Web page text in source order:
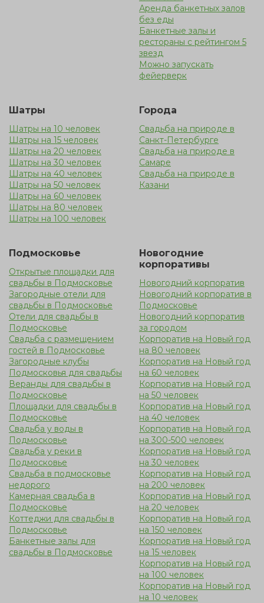
Аренда банкетных залов
без еды
Банкетные залы и
рестораны с рейтингом 5
звезд
Можно запускать
фейерверк
Шатры
Шатры на 10 человек
Шатры на 15 человек
Шатры на 20 человек
Шатры на 30 человек
Шатры на 40 человек
Шатры на 50 человек
Шатры на 60 человек
Шатры на 80 человек
Шатры на 100 человек
Города
Свадьба на природе в
Санкт-Петербурге
Свадьба на природе в
Самаре
Свадьба на природе в
Казани
Подмосковье
Открытые площадки для
свадьбы в Подмосковье
Загородные отели для
свадьбы в Подмосковье
Отели для свадьбы в
Подмосковье
Свадьба с размещением
гостей в Подмосковье
Загородные клубы
Подмосковья для свадьбы
Веранды для свадьбы в
Подмосковье
Площадки для свадьбы в
Подмосковье
Свадьба у воды в
Подмосковье
Свадьба у реки в
Подмосковье
Свадьба в подмосковье
недорого
Камерная свадьба в
Подмосковье
Коттеджи для свадьбы в
Подмосковье
Банкетные залы для
свадьбы в Подмосковье
Новогодние
корпоративы
Новогодний корпоратив
Новогодний корпоратив в
Подмосковье
Новогодний корпоратив
за городом
Корпоратив на Новый год
на 80 человек
Корпоратив на Новый год
на 60 человек
Корпоратив на Новый год
на 50 человек
Корпоратив на Новый год
на 40 человек
Корпоратив на Новый год
на 300-500 человек
Корпоратив на Новый год
на 30 человек
Корпоратив на Новый год
на 200 человек
Корпоратив на Новый год
на 20 человек
Корпоратив на Новый год
на 150 человек
Корпоратив на Новый год
на 15 человек
Корпоратив на Новый год
на 100 человек
Корпоратив на Новый год
на 10 человек